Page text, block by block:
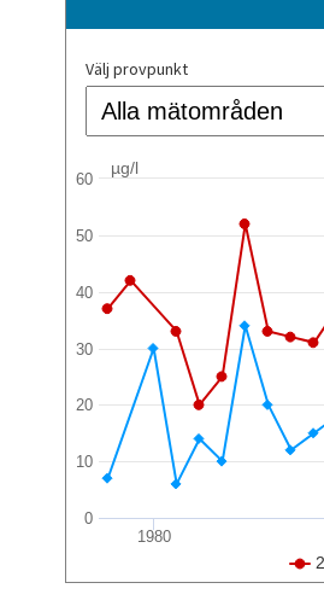
Välj provpunkt
µg/l
1980
0
10
20
30
40
50
60